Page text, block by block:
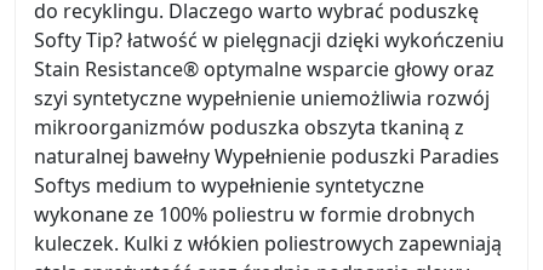
do recyklingu. Dlaczego warto wybrać poduszkę
Softy Tip? łatwość w pielęgnacji dzięki wykończeniu
Stain Resistance® optymalne wsparcie głowy oraz
szyi syntetyczne wypełnienie uniemożliwia rozwój
mikroorganizmów poduszka obszyta tkaniną z
naturalnej bawełny Wypełnienie poduszki Paradies
Softys medium to wypełnienie syntetyczne
wykonane ze 100% poliestru w formie drobnych
kuleczek. Kulki z włókien poliestrowych zapewniają